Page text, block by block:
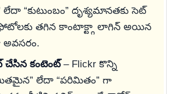
లేదా “కుటుంబం” దృశ్యమానతకు సెట్
తగిన కాంటాక్ట్గా లాగిన్ అయిన
చేసిన కంటెంట్– Flickr కొన్ని
లేదా “పరిమితం” గా